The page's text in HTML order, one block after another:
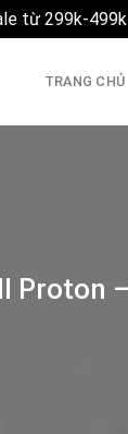
từ 299k-
TRANG CHỦ
Proton